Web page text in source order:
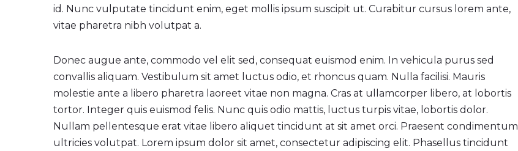
id. Nunc vulputate tincidunt enim, eget mollis ipsum suscipit ut. Curabitur cursus lorem ante,
vitae pharetra nibh volutpat a.
Donec augue ante, commodo vel elit sed, consequat euismod enim. In vehicula purus sed
convallis aliquam. Vestibulum sit amet luctus odio, et rhoncus quam. Nulla facilisi. Mauris
molestie ante a libero pharetra laoreet vitae non magna. Cras at ullamcorper libero, at lobortis
tortor. Integer quis euismod felis. Nunc quis odio mattis, luctus turpis vitae, lobortis dolor.
Nullam pellentesque erat vitae libero aliquet tincidunt at sit amet orci. Praesent condimentum
ultricies volutpat. Lorem ipsum dolor sit amet, consectetur adipiscing elit. Phasellus tincidunt